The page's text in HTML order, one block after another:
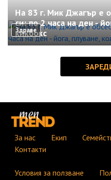
Здраве
На 83 г. Мик Джагър е
си: по 2 часа на ден -
кикбокс
За нас Екип
Контакти
Условия за ползване